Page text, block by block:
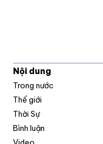
Nội dung
Trong nước
Thế giới
Thời Sự
Bình luận